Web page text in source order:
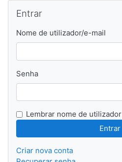
Entrar
Nome de utilizador/e-mail
Senha
Lembrar nome de utilizador
Criar nova conta